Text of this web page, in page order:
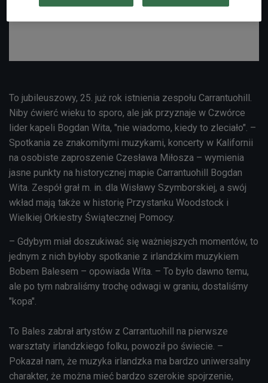
To jubileuszowy, 25. już rok istnienia zespołu Carrantuohill.
Niby ćwierć wieku to sporo, ale jak przyznaje w Czwórce
lider kapeli Bogdan Wita, "nie wiadomo, kiedy to zleciało". –
Spotkania ze znakomitymi muzykami, koncerty w Kalifornii
na osobiste zaproszenie Czesława Miłosza – wymienia
jasne punkty na historycznej mapie Carrantuohill Bogdan
Wita. Zespół grał m. in. dla Wisławy Szymborskiej, a swój
wkład mają także w historię Przystanku Woodstock i
Wielkiej Orkiestry Świątecznej Pomocy.
– Gdybym miał doszukiwać się ważniejszych momentów, to
jednym z nich byłoby spotkanie z irlandzkim muzykiem
Bobem Balesem – opowiada Wita. – To było dawno temu,
ale po tym nabraliśmy trochę odwagi w graniu, dostaliśmy
"kopa".
To Bales zabrał artystów z Carrantuohill na pierwsze
warsztaty irlandzkiego folku, powoził po świecie. –
Pokazał nam, że muzyka irlandzka ma bardzo uniwersalny
charakter, że można mieć bardzo szerokie spojrzenie,